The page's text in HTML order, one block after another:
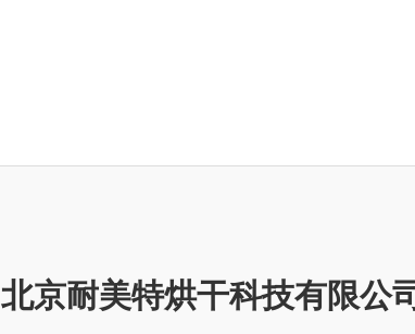
北京耐美特烘干科技有限公